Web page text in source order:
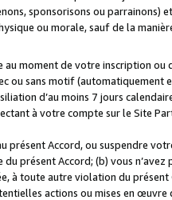
sponsorisons ou parrainons)
ou morale, sauf de la
au moment de votre inscription
ou sans motif (automatiquement
d’au moins 7 jours
à votre compte sur le Site
présent Accord, ou suspendre
présent Accord; (b) vous
à toute autre violation du
actions ou mises en